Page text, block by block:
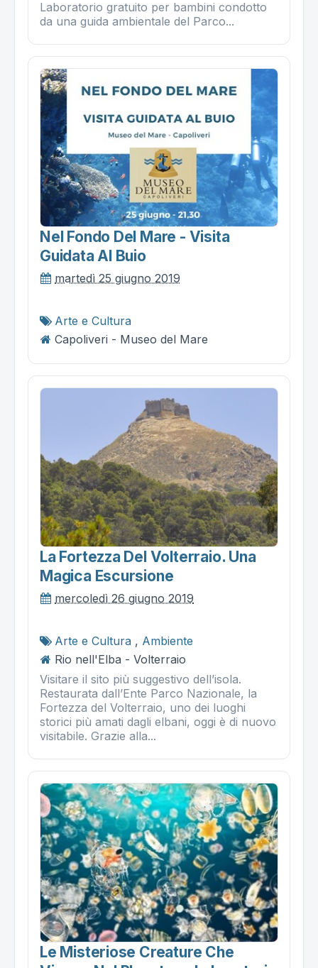
Laboratorio gratuito per bambini condotto
da una guida ambientale del Parco...
Nel Fondo Del Mare - Visita
Guidata Al Buio
martedì 25 giugno 2019
Arte e Cultura
Capoliveri - Museo del Mare
La Fortezza Del Volterraio. Una
Magica Escursione
mercoledì 26 giugno 2019
Arte e Cultura , Ambiente
Rio nell'Elba - Volterraio
Visitare il sito più suggestivo dell’isola.
Restaurata dall’Ente Parco Nazionale, la
Fortezza del Volterraio, uno dei luoghi
storici più amati dagli elbani, oggi è di nuovo
visitabile. Grazie alla...
Le Misteriose Creature Che